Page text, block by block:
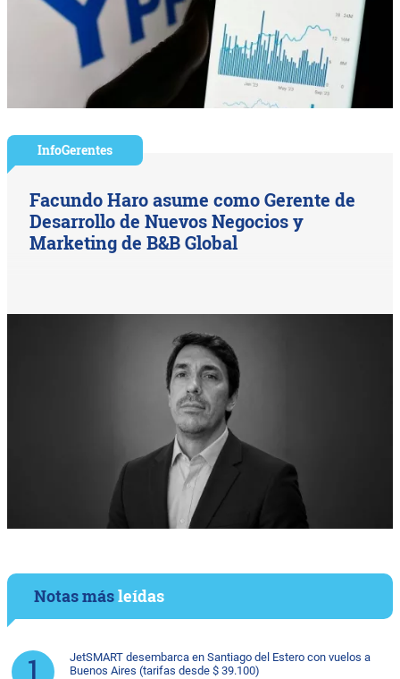
InfoGerentes
Facundo Haro asume como Gerente de
Desarrollo de Nuevos Negocios y
Marketing de B&B Global
Notas másleídas
JetSMART desembarca en Santiago del Estero con vuelos a
Buenos Aires (tarifas desde $ 39.100)